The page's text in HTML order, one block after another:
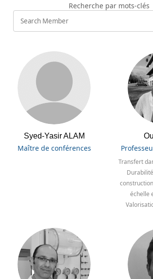
Recherche par mots-clés
Syed-Yasir ALAM
Maître de conférences
Transfert
échelle